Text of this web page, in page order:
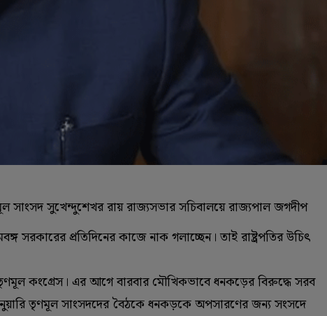
সাংসদ সুখেন্দুশেখর রায় রাজ্যসভার সচিবালয়ে রাজ্যপাল জগদীপ
প্রতিদিনের কাজে নাক গলাচ্ছেন। তাই রাষ্ট্রপতির উচিৎ
কংগ্রেস। এর আগে বারবার মৌখিকভাবে ধনকড়ের বিরুদ্ধে সরব
তৃণমূল সাংসদদের বৈঠকে ধনকড়কে অপসারণের জন্য সংসদে